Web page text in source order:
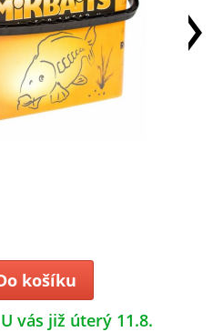
košíku
U vás již úterý 11.8.